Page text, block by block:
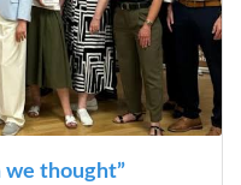
we thought”